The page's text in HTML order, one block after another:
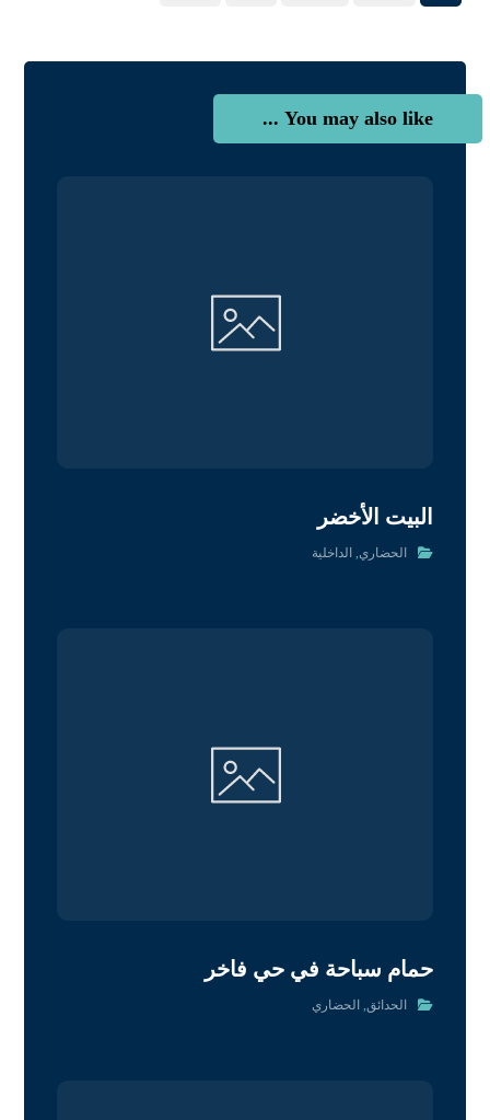
You may also like ...
البيت الأخضر
الحضاري, الداخلية
حمام سباحة في حي فاخر
الحدائق, الحضاري